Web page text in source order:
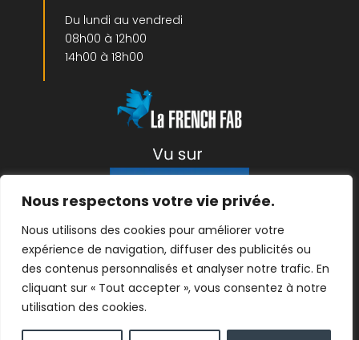
Nous respectons votre vie privée.
Nous utilisons des cookies pour améliorer votre
expérience de navigation, diffuser des publicités ou
des contenus personnalisés et analyser notre trafic. En
cliquant sur « Tout accepter », vous consentez à notre
utilisation des cookies.
Du lundi au vendredi
08h00 à 12h00
14h00 à 18h00
Mentions légales|Protection des données| ©
2026- créé parLinov Agence Web